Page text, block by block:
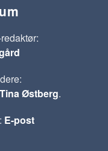
Tina Østberg.
E-post